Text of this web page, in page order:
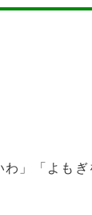
」「よも